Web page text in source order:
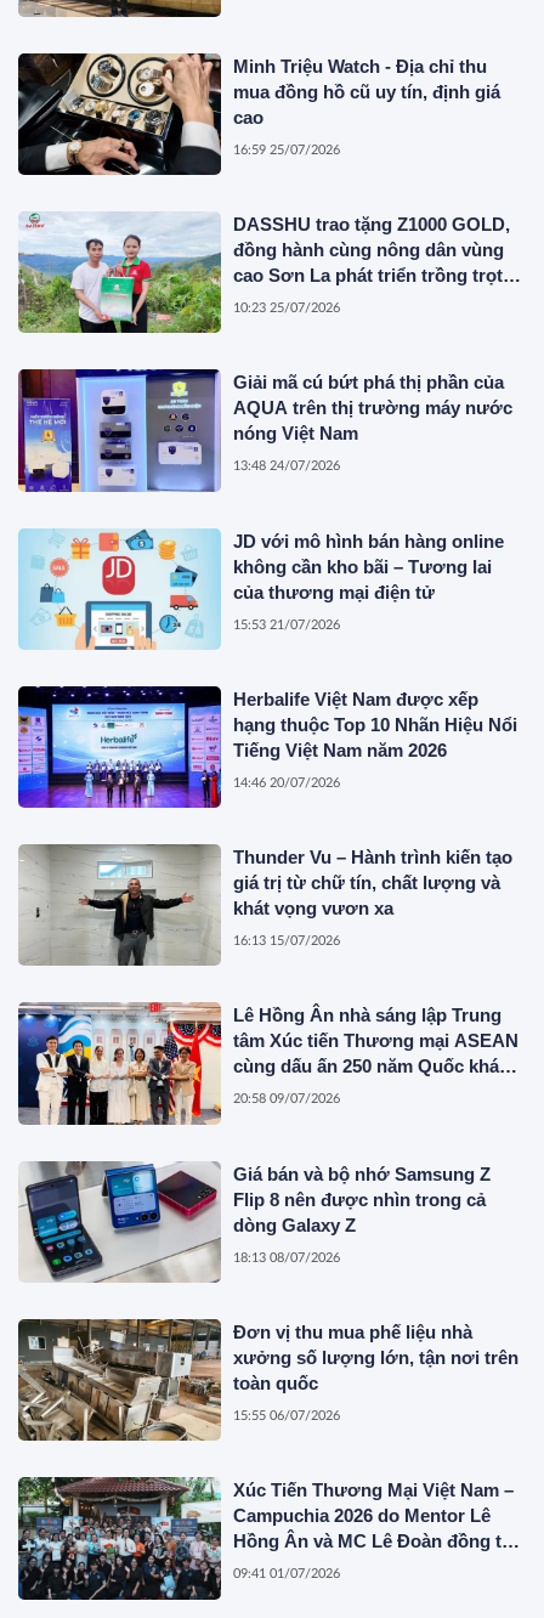
Minh Triệu Watch - Địa chỉ thu
mua đồng hồ cũ uy tín, định giá
cao
16:59 25/07/2026
DASSHU trao tặng Z1000 GOLD,
đồng hành cùng nông dân vùng
cao Sơn La phát triển trồng trọt
bền vững
10:23 25/07/2026
Giải mã cú bứt phá thị phần của
AQUA trên thị trường máy nước
nóng Việt Nam
13:48 24/07/2026
JD với mô hình bán hàng online
không cần kho bãi – Tương lai
của thương mại điện tử
15:53 21/07/2026
Herbalife Việt Nam được xếp
hạng thuộc Top 10 Nhãn Hiệu Nổi
Tiếng Việt Nam năm 2026
14:46 20/07/2026
Thunder Vu – Hành trình kiến tạo
giá trị từ chữ tín, chất lượng và
khát vọng vươn xa
16:13 15/07/2026
Lê Hồng Ân nhà sáng lập Trung
tâm Xúc tiến Thương mại ASEAN
cùng dấu ấn 250 năm Quốc khánh
Hoa Kỳ
20:58 09/07/2026
Giá bán và bộ nhớ Samsung Z
Flip 8 nên được nhìn trong cả
dòng Galaxy Z
18:13 08/07/2026
Đơn vị thu mua phế liệu nhà
xưởng số lượng lớn, tận nơi trên
toàn quốc
15:55 06/07/2026
Xúc Tiến Thương Mại Việt Nam –
Campuchia 2026 do Mentor Lê
Hồng Ân và MC Lê Đoàn đồng tổ
chức
09:41 01/07/2026